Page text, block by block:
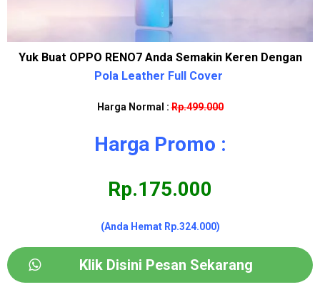
Yuk Buat OPPO RENO7 Anda Semakin Keren Dengan
Pola Leather Full Cover
Harga Normal :Rp.499.000
Harga Promo :
Rp.175.000
(Anda Hemat Rp.324.000)
Klik Disini Pesan Sekarang